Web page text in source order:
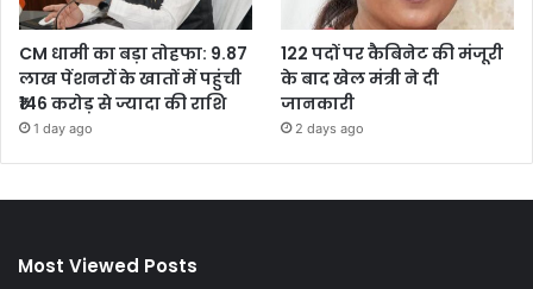
CM धामी का बड़ा तोहफा: 9.87
लाख पेंशनरों के खातों में पहुंची
₹146 करोड़ से ज्यादा की राशि
1 day ago
122 पदों पर कैबिनेट की मंजूरी
के बाद खेल मंत्री ने दी
जानकारी
2 days ago
Most Viewed Posts